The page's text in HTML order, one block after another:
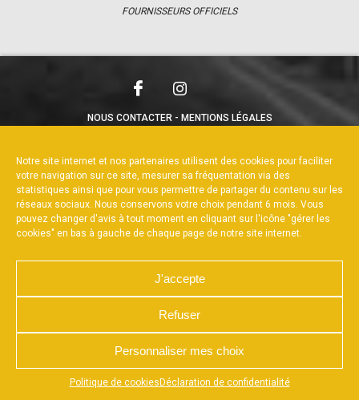
Notre site internet et nos partenaires utilisent des cookies pour faciliter
votre navigation sur ce site, mesurer sa fréquentation via des
statistiques ainsi que pour vous permettre de partager du contenu sur les
réseaux sociaux. Nous conservons votre choix pendant 6 mois. Vous
pouvez changer d'avis à tout moment en cliquant sur l'icône "gérer les
cookies" en bas à gauche de chaque page de notre site internet.
J'accepte
Refuser
Personnaliser mes choix
Politique de cookies Déclaration de confidentialité
Appuyez sur le bouton partager en bas de votre
FOURNISSEURS OFFICIELS
NOUS CONTACTER
MENTIONS LÉGALES
RÉALISÉ PAR L’AGENCE WEB A3WEB